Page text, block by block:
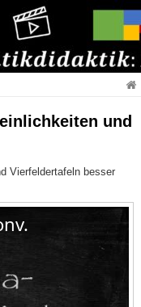
und
Vierfeldertafeln besser